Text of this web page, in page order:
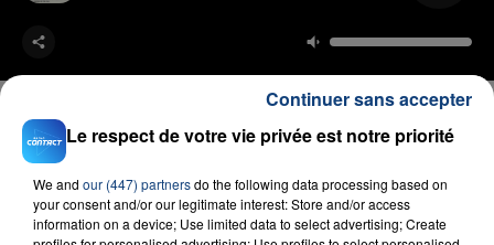
FIL D'ACTU
Le respect de votre vie privée est notre priorité
We and our (447) partnersdo the following data processing based on
your consent and/or our legitimate interest: Store and/or access
information on a device; Use limited data to select advertising; Create
Continuer sans accepter